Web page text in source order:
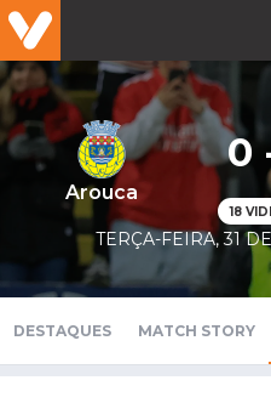
Arouca
0
18
TERÇA-FEIRA, 31
DESTAQUES MATCH STORY